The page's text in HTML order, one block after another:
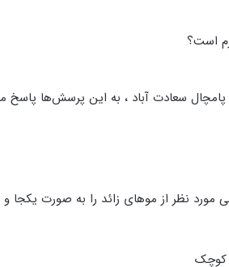
است؟
پامچال سعادت‌ آباد ، به این پرسش‌ها
مورد نظر از موهای زائد را به صورت یکجا
کوچک